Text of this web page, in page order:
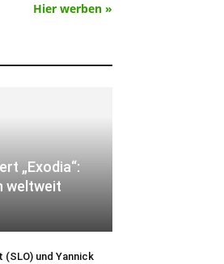
Hier werben »
„Exodia“:
weltweit
(SLO) und Yannick